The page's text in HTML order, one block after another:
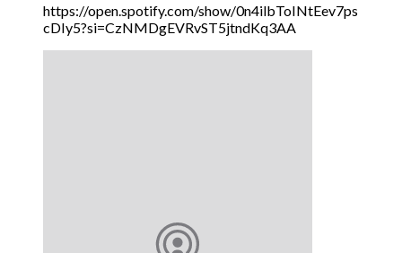
https://open.spotify.com/show/0n4ilbToINtEev7ps
cDIy5?si=CzNMDgEVRvST5jtndKq3AA